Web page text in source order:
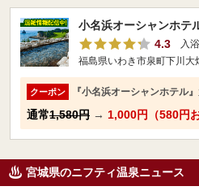
小名浜オーシャンホテ
4.3
入
福島県いわき市泉町下川大
クーポン 『小名浜オーシャンホテル
通常1,580円 → 1,000円（580円
宮城県のニフティ温泉ニュース